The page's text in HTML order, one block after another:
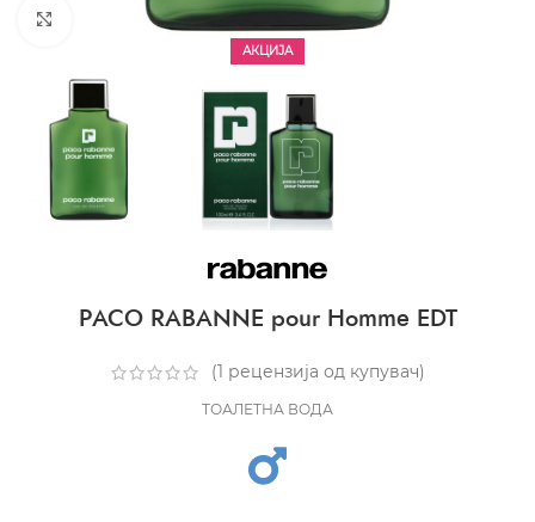
АКЦИЈА
CLICK TO ENLARGE
PACO RABANNE pour Homme EDT
(1 рецензија од купувач)
ТОАЛЕТНА ВОДА